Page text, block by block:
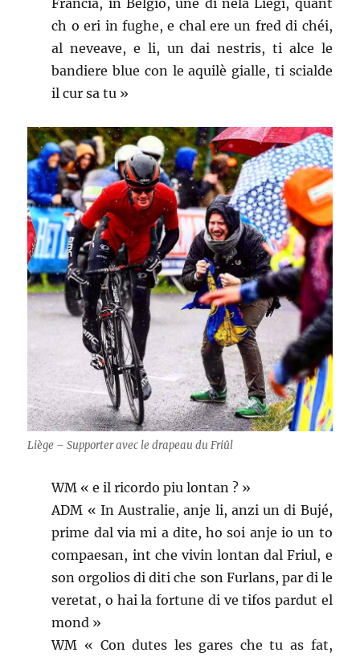
Francia, in Belgio, une di nela Liegi, quant
ch o eri in fughe, e chal ere un fred di chéi,
al neveave, e li, un dai nestris, ti alce le
bandiere blue con le aquilè gialle, ti scialde
il cur sa tu »
Liège – Supporter avec le drapeau du Friûl
WM « e il ricordo piu lontan ? »
ADM « In Australie, anje li, anzi un di Bujé,
prime dal via mi a dite, ho soi anje io un to
compaesan, int che vivin lontan dal Friul, e
son orgolios di diti che son Furlans, par di le
veretat, o hai la fortune di ve tifos pardut el
mond »
WM « Con dutes les gares che tu as fat,